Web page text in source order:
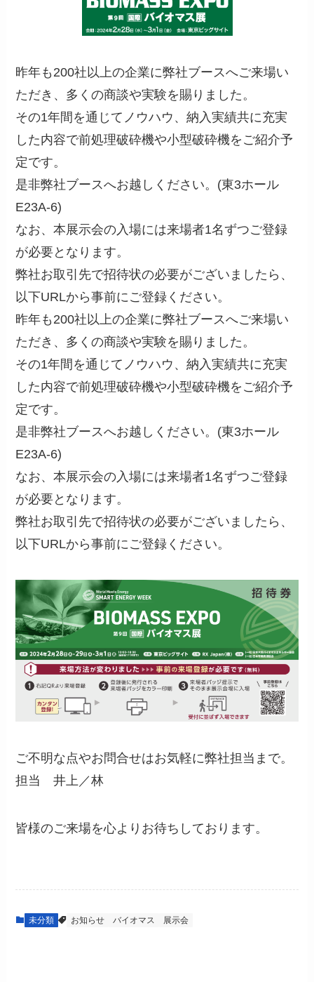
昨年も200社以上の企業に弊社ブースへご来場い
ただき、多くの商談や実験を賜りました。
その1年間を通じてノウハウ、納入実績共に充実
した内容で前処理破砕機や小型破砕機をご紹介予
定です。
是非弊社ブースへお越しください。(東3ホール
E23A-6)
なお、本展示会の入場には来場者1名ずつご登録
が必要となります。
弊社お取引先で招待状の必要がございましたら、
以下URLから事前にご登録ください。
昨年も200社以上の企業に弊社ブースへご来場い
ただき、多くの商談や実験を賜りました。
その1年間を通じてノウハウ、納入実績共に充実
した内容で前処理破砕機や小型破砕機をご紹介予
定です。
是非弊社ブースへお越しください。(東3ホール
E23A-6)
なお、本展示会の入場には来場者1名ずつご登録
が必要となります。
弊社お取引先で招待状の必要がございましたら、
以下URLから事前にご登録ください。
ご不明な点やお問合せはお気軽に弊社担当まで。
担当 井上／林
皆様のご来場を心よりお待ちしております。
未分類 お知らせ バイオマス 展示会